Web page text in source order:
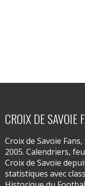
CROIX DE SAVOIE
Croix de Savoie
2005. Calendriers,
Croix de Savoie
statistiques avec